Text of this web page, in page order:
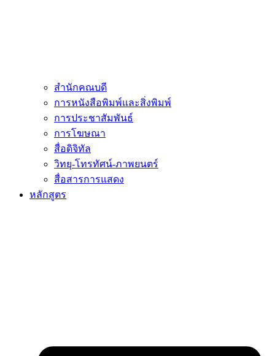
สำนักคณบดี
การหนังสือพิมพ์และสิ่งพิมพ์
การประชาสัมพันธ์
การโฆษณา
สื่อดิจิทัล
วิทยุ-โทรทัศน์-ภาพยนตร์
สื่อสารการแสดง
หลักสูตร